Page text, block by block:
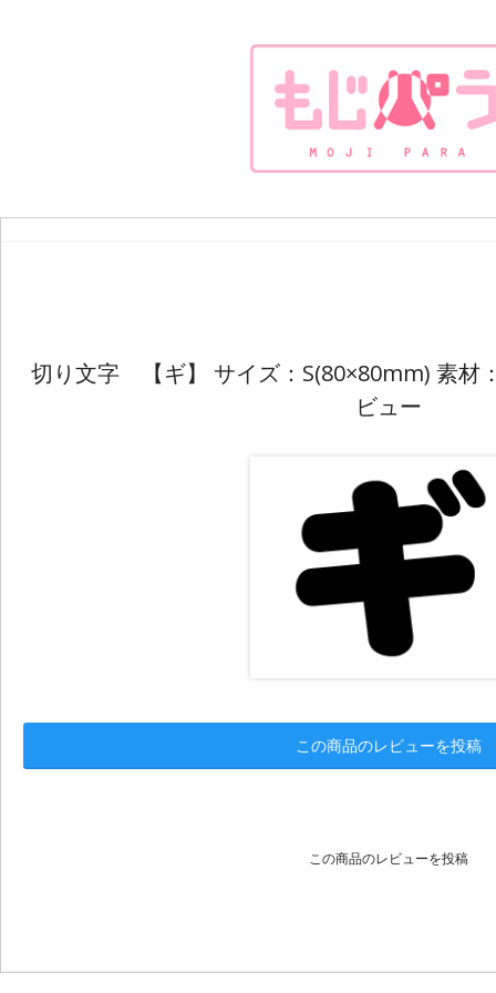
切り文字 【ギ】 サイズ：S(80×80mm) 素材
ビュー
この商品のレビューを投稿
この商品のレビューを投稿